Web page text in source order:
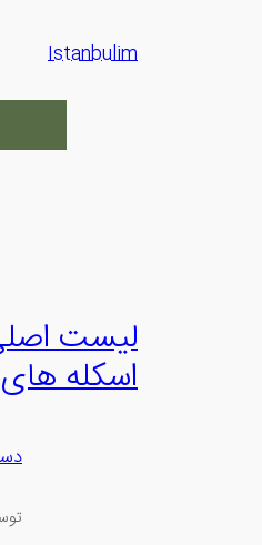
Istanbulim
لیست
اسکله